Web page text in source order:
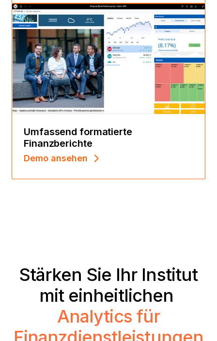
Umfassend formatierte
Finanzberichte
Demo ansehen
Stärken Sie Ihr Institut
mit einheitlichen
Analytics für